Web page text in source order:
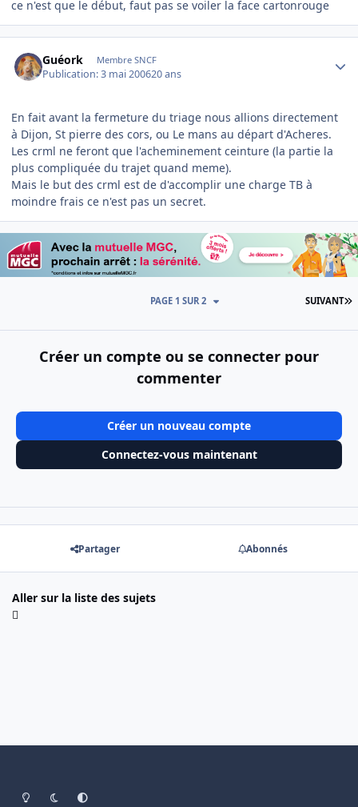
ce n'est que le début, faut pas se voiler la face cartonrouge
Guéork Membre SNCF
Publication:3 mai 200620 ans
En fait avant la fermeture du triage nous allions directement
à Dijon, St pierre des cors, ou Le mans au départ d'Acheres.
Les crml ne feront que l'acheminement ceinture (la partie la
plus compliquée du trajet quand meme).
Mais le but des crml est de d'accomplir une charge TB à
moindre frais ce n'est pas un secret.
SUIVANT
PAGE 1 SUR 2
Créer un compte ou se connecter pour
commenter
Créer un nouveau compte
Connectez-vous maintenant
Partager Abonnés
Aller sur la liste des sujets
Light ModeDark ModeSystem Preference